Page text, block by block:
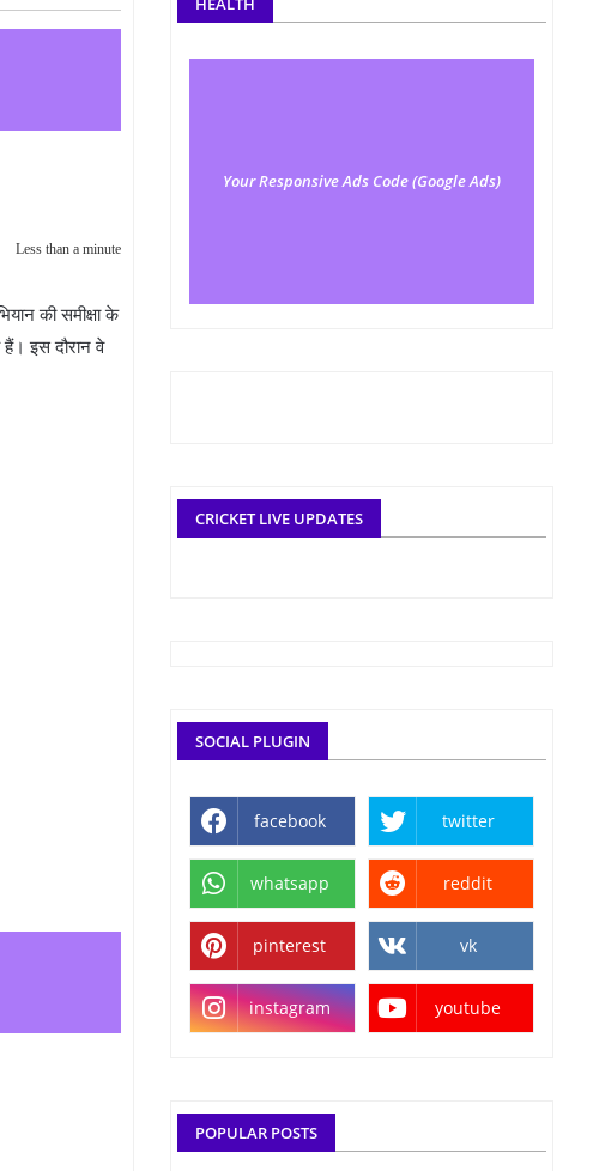
Less than a minute
की समीक्षा के
इस दौरान वे
Your Responsive Ads Code (Google Ads)
CRICKET LIVE UPDATES
SOCIAL PLUGIN
facebook twitter
whatsapp reddit
pinterest vk
instagram youtube
POPULAR POSTS